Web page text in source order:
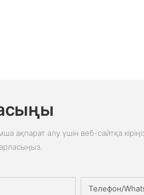
алу үшін веб-сайтқа
Телефон/